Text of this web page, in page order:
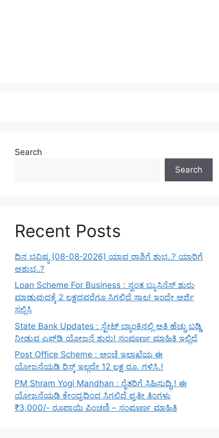
Search
Search
Recent Posts
ದಿನ ಭವಿಷ್ಯ (08-08-2026) ಯಾವ ರಾಶಿಗೆ ಶುಭ..? ಯಾರಿಗೆ
ಅಶುಭ..?
Loan Scheme For Business : ಸ್ವಂತ ಬ್ಯುಸಿನೆಸ್ ಶುರು
ಮಾಡುವುದಕ್ಕೆ 2 ಲಕ್ಷದವರೆಗೂ ಸಿಗಲಿದೆ ಸಾಲ! ಇಂದೇ ಅರ್ಜಿ
ಸಲ್ಲಿಸಿ
State Bank Updates : ಸ್ಟೇಟ್ ಬ್ಯಾಂಕಿನಲ್ಲಿ ಅತಿ ಹೆಚ್ಚು ಬಡ್ಡಿ
ನೀಡುವ ಎಫ್‌ಡಿ ಯೋಜನೆ ಶುರು! ಸಂಪೂರ್ಣ ಮಾಹಿತಿ ಇಲ್ಲಿದೆ
Post Office Scheme : ಅಂಚೆ ಇಲಾಖೆಯ ಈ
ಯೋಜನೆಯಡಿ ರಿಸ್ಕ್‌ ಇಲ್ಲದೇ 12 ಲಕ್ಷ ರೂ. ಗಳಿಸಿ.!
PM Shram Yogi Mandhan : ರೈತರಿಗೆ ಸಿಹಿಸುದ್ಧಿ.! ಈ
ಯೋಜನೆಯಡಿ ಕೇಂದ್ರದಿಂದ ಸಿಗಲಿದೆ ಪ್ರತೀ ತಿಂಗಳು
₹3,000/- ರೂಪಾಯಿ ಪಿಂಚಣಿ – ಸಂಪೂರ್ಣ ಮಾಹಿತಿ